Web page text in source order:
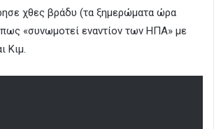
χθες βράδυ (τα ξημερώματα ώρα
«συνωμοτεί εναντίον των ΗΠΑ» με
Κιμ.